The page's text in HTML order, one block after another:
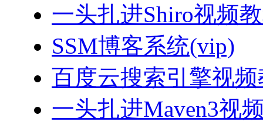
一头扎进Shiro视频
SSM博客系统(vip)
百度云搜索引擎视
一头扎进Maven3视